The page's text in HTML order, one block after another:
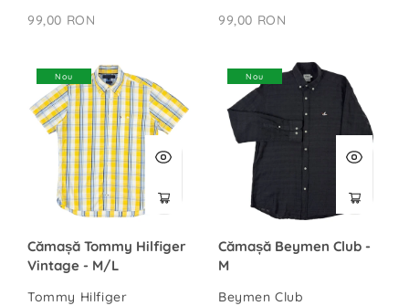
99,00 RON
99,00 RON
Nou
Cămașă Tommy Hilfiger
Vintage - M/L
Tommy Hilfiger
Nou
Cămașă Beymen Club -
M
Beymen Club